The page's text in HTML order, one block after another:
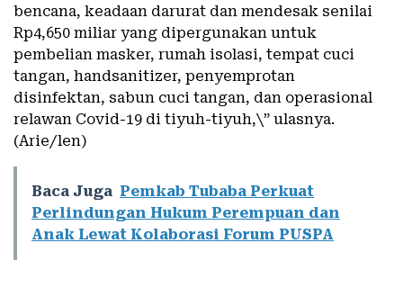
bencana, keadaan darurat dan mendesak senilai
Rp4,650 miliar yang dipergunakan untuk
pembelian masker, rumah isolasi, tempat cuci
tangan, handsanitizer, penyemprotan
disinfektan, sabun cuci tangan, dan operasional
relawan Covid-19 di tiyuh-tiyuh,\” ulasnya.
(Arie/len)
Baca Juga Pemkab Tubaba Perkuat
Perlindungan Hukum Perempuan dan
Anak Lewat Kolaborasi Forum PUSPA